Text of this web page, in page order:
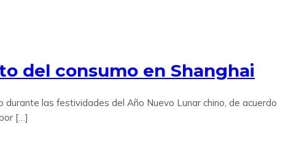
del consumo en Shanghai
las festividades del Año Nuevo Lunar chino, de acuerdo
[…]